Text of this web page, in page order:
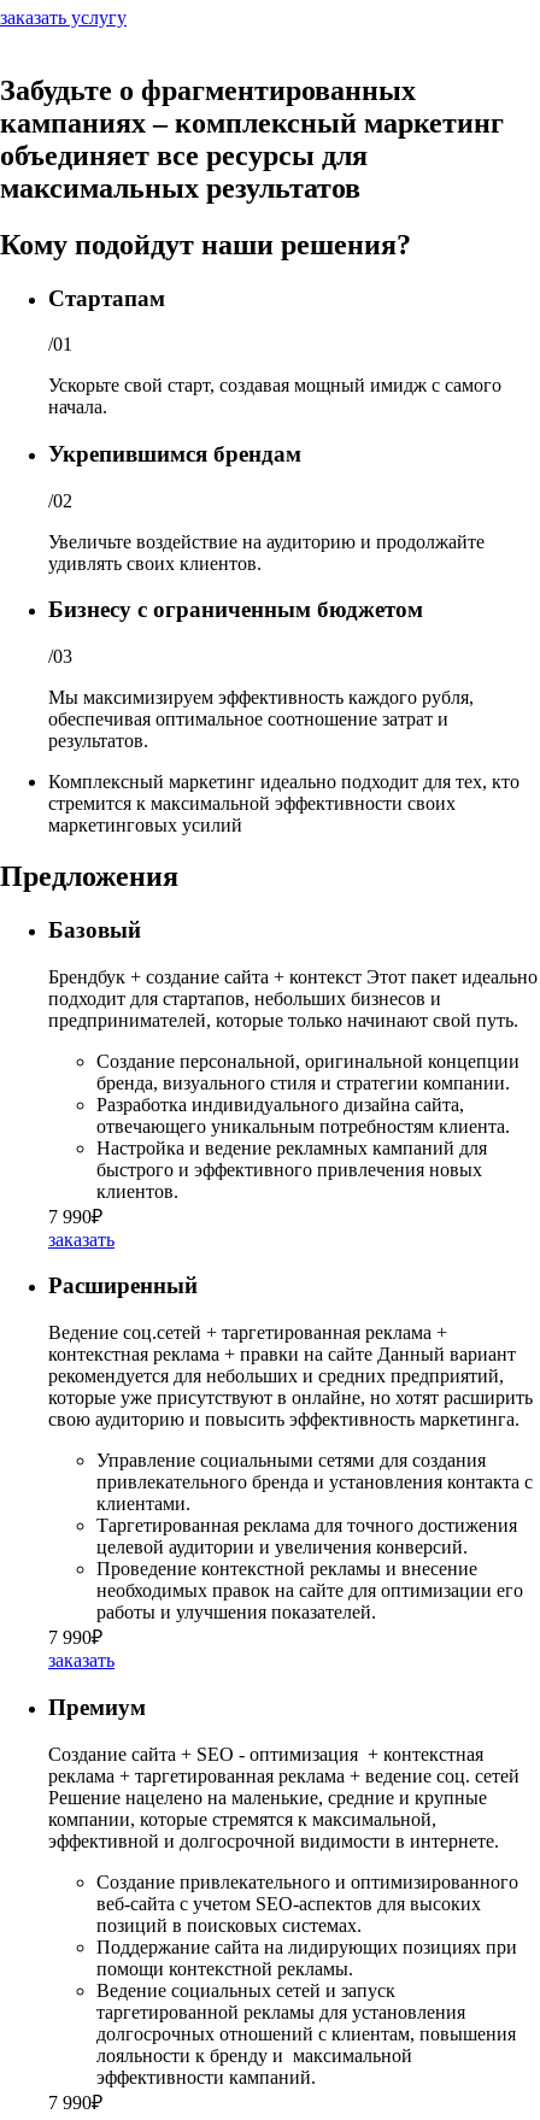
заказать услугу
Забудьте о фрагментированных
кампаниях – комплексный маркетинг
объединяет все ресурсы для
максимальных результатов
Кому подойдут наши решения?
Стартапам
/01
Ускорьте свой старт, создавая мощный имидж с самого
начала.
Укрепившимся брендам
/02
Увеличьте воздействие на аудиторию и продолжайте
удивлять своих клиентов.
Бизнесу с ограниченным бюджетом
/03
Мы максимизируем эффективность каждого рубля,
обеспечивая оптимальное соотношение затрат и
результатов.
Комплексный маркетинг идеально подходит для тех, кто
стремится к максимальной эффективности своих
маркетинговых усилий
Предложения
Базовый
Брендбук + создание сайта + контекст Этот пакет идеально
подходит для стартапов, небольших бизнесов и
предпринимателей, которые только начинают свой путь.
Создание персональной, оригинальной концепции
бренда, визуального стиля и стратегии компании.
Разработка индивидуального дизайна сайта,
отвечающего уникальным потребностям клиента.
Настройка и ведение рекламных кампаний для
быстрого и эффективного привлечения новых
клиентов.
7 990₽
заказать
Расширенный
Ведение соц.сетей + таргетированная реклама +
контекстная реклама + правки на сайте Данный вариант
рекомендуется для небольших и средних предприятий,
которые уже присутствуют в онлайне, но хотят расширить
свою аудиторию и повысить эффективность маркетинга.
Управление социальными сетями для создания
привлекательного бренда и установления контакта с
клиентами.
Таргетированная реклама для точного достижения
целевой аудитории и увеличения конверсий.
Проведение контекстной рекламы и внесение
необходимых правок на сайте для оптимизации его
работы и улучшения показателей.
7 990₽
заказать
Премиум
Создание сайта + SEO - оптимизация + контекстная
реклама + таргетированная реклама + ведение соц. сетей
Решение нацелено на маленькие, средние и крупные
компании, которые стремятся к максимальной,
эффективной и долгосрочной видимости в интернете.
Создание привлекательного и оптимизированного
веб-сайта с учетом SEO-аспектов для высоких
позиций в поисковых системах.
Поддержание сайта на лидирующих позициях при
помощи контекстной рекламы.
Ведение социальных сетей и запуск
таргетированной рекламы для установления
долгосрочных отношений с клиентам, повышения
лояльности к бренду и максимальной
эффективности кампаний.
7 990₽